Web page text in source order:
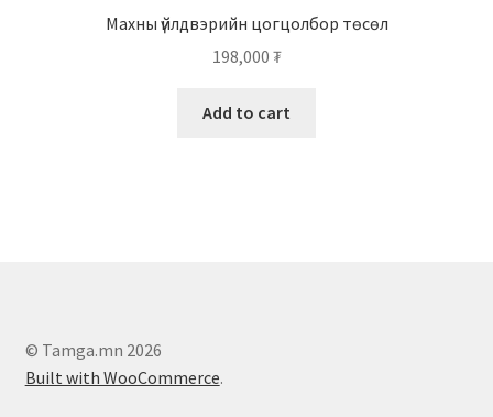
Махны үйлдвэрийн цогцолбор төсөл
198,000 ₮
Add to cart
© Tamga.mn 2026
Built with WooCommerce.